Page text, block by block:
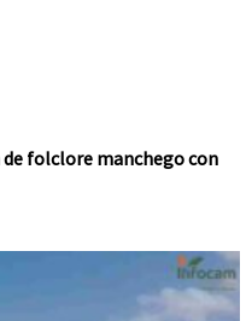
de folclore manchego con